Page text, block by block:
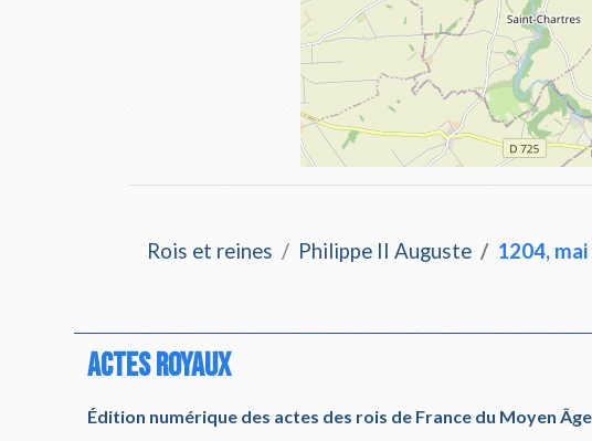
Rois et reines Philippe II Auguste 1204, mai
ACTES ROYAUX
Édition numérique des actes des rois de France du Moyen